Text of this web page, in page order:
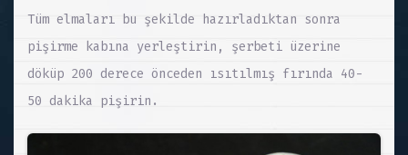
Tüm elmaları bu şekilde hazırladıktan sonra
pişirme kabına yerleştirin, şerbeti üzerine
döküp 200 derece önceden ısıtılmış fırında 40-
50 dakika pişirin.